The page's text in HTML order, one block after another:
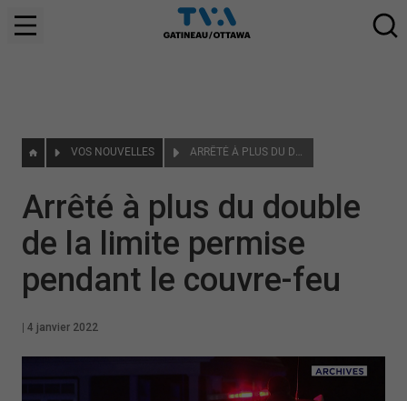
VOS NOUVELLES ARRÊTÉ À PLUS DU DOUBLE DE LA LIMITE PERMISE PENDANT LE COUVRE-FEU
Arrêté à plus du double
de la limite permise
pendant le couvre-feu
4 janvier 2022